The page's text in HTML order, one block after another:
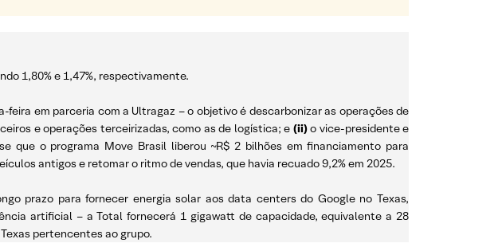
1,80% e 1,47%, respectivamente.
em parceria com a Ultragaz – o objetivo é descarbonizar as operações de
e operações terceirizadas, como as de logística; e (ii)o vice-presidente e
que o programa Move Brasil liberou ~R$ 2 bilhões em financiamento para
antigos e retomar o ritmo de vendas, que havia recuado 9,2% em 2025.
prazo para fornecer energia solar aos data centers do Google no Texas,
artificial – a Total fornecerá 1 gigawatt de capacidade, equivalente a 28
pertencentes ao grupo.